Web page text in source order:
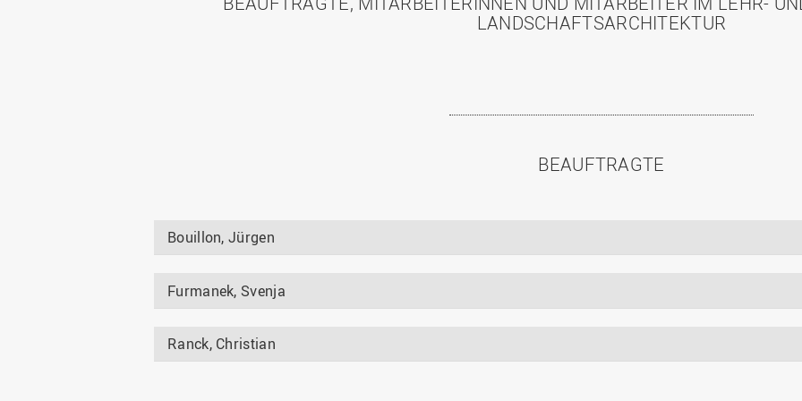
LANDSCHAFTSARCHITEKTUR
BEAUFTRAGTE
Bouillon, Jürgen
Furmanek, Svenja
Ranck, Christian